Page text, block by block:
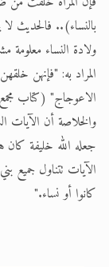
بالنساء).. فالحديث
ولادة النساء معلومة
المراد به: "فإنهن
الاعوجاج" (كتاب مجمع بحار
والخلاصة أن الآيات
جعله الله خليفة
الآيات تتناول جميع
كانوا أو نساء."